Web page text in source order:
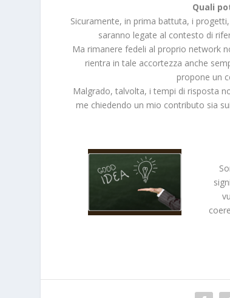
Quali
Sicuramente, in prima battuta, i
saranno legate al contesto di
Ma rimanere fedeli al proprio network
rientra in tale accortezza anche
propone un
Malgrado, talvolta, i tempi di risposta
me chiedendo un mio contributo sia